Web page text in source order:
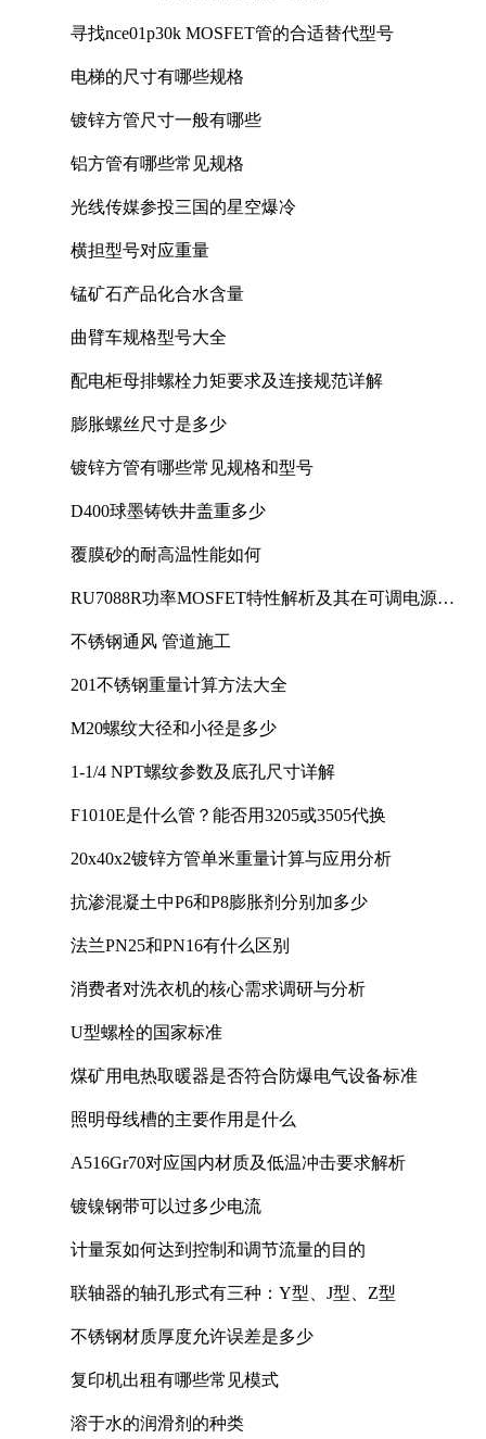
寻找nce01p30k MOSFET管的合适替代型号
电梯的尺寸有哪些规格
镀锌方管尺寸一般有哪些
铝方管有哪些常见规格
光线传媒参投三国的星空爆冷
横担型号对应重量
锰矿石产品化合水含量
曲臂车规格型号大全
配电柜母排螺栓力矩要求及连接规范详解
膨胀螺丝尺寸是多少
镀锌方管有哪些常见规格和型号
D400球墨铸铁井盖重多少
覆膜砂的耐高温性能如何
RU7088R功率MOSFET特性解析及其在可调电源设
不锈钢通风 管道施工
201不锈钢重量计算方法大全
M20螺纹大径和小径是多少
1-1/4 NPT螺纹参数及底孔尺寸详解
F1010E是什么管？能否用3205或3505代换
20x40x2镀锌方管单米重量计算与应用分析
抗渗混凝土中P6和P8膨胀剂分别加多少
法兰PN25和PN16有什么区别
消费者对洗衣机的核心需求调研与分析
U型螺栓的国家标准
煤矿用电热取暖器是否符合防爆电气设备标准
照明母线槽的主要作用是什么
A516Gr70对应国内材质及低温冲击要求解析
镀镍钢带可以过多少电流
计量泵如何达到控制和调节流量的目的
联轴器的轴孔形式有三种：Y型、J型、Z型
不锈钢材质厚度允许误差是多少
复印机出租有哪些常见模式
溶于水的润滑剂的种类